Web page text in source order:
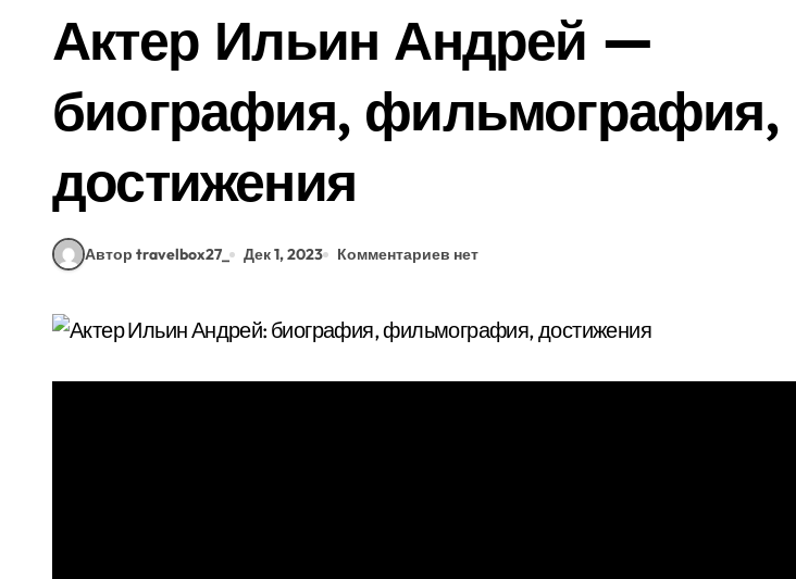
Актер Ильин Андрей —
биография, фильмография,
достижения
Автор travelbox27_ Дек 1, 2023 Комментариев нет